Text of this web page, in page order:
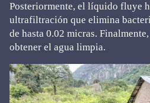
Posteriormente, el líquido fluye
ultrafiltración que elimina
de hasta 0.02 micras.
obtener el agua limpia.